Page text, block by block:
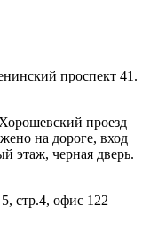
проспект 41.
проезд
на дороге, вход
этаж, черная дверь.
стр.4, офис 122